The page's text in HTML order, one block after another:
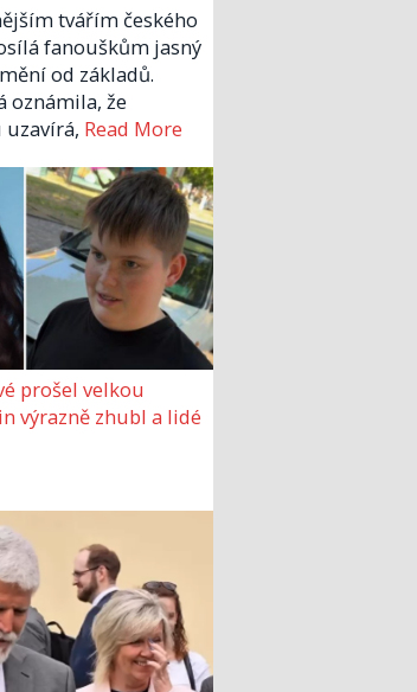
tvářím českého
fanouškům jasný
od základů.
oznámila, že
Read More
prošel velkou
výrazně zhubl a lidé